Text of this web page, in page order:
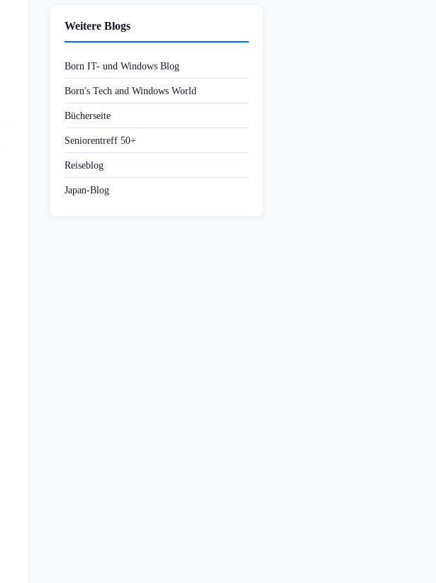
Weitere Blogs
Born IT- und Windows Blog
Born's Tech and Windows World
Bücherseite
Seniorentreff 50+
Reiseblog
Japan-Blog